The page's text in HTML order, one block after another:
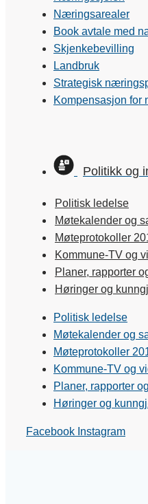
Næringsarealer
Book avtale med
Skjenkebevilling
Landbruk
Strategisk
Kompensasjon for
Politikk og
Politisk ledelse
Møtekalender og
Møteprotokoller
Kommune-TV og
Planer, rapporter
Høringer og
Politisk ledelse
Møtekalender og
Møteprotokoller
Kommune-TV og
Planer, rapporter
Høringer og
Facebook Instagram